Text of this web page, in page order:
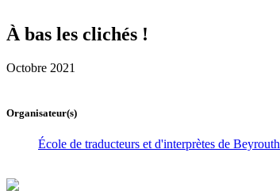
À bas les clichés !
Octobre 2021
Organisateur(s)
École de traducteurs et d'interprètes de Beyrouth